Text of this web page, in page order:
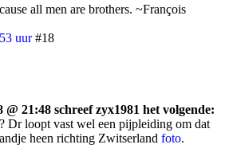
all men are brothers. ~François
uur #18
21:48 schreef zyx1981 het volgende:
Dr loopt vast wel een pijpleiding om dat
heen richting Zwitserland foto.